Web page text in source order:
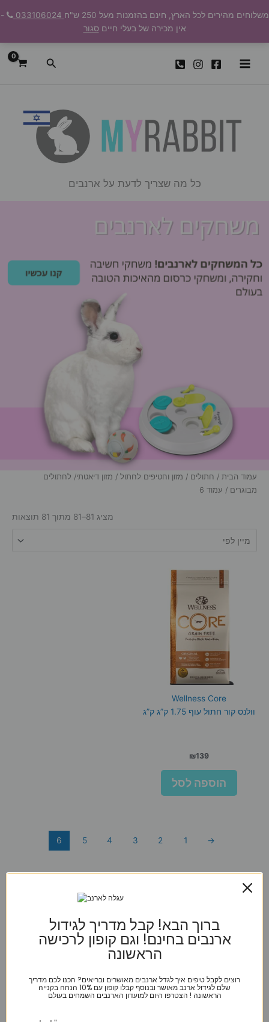
לתוכן
משלוחים מהירים לכל הארץ, חינם בהזמנות מעל 250 ש"ח
-
אין מכירה של בעלי חייםסגור
חיפוש
כל מה שצריך לדעת על ארנבים
עמוד הבית / חתולים / מזון וחטיפים לחתול / מזון דיאטתי/ לחתולים
מבוגרים / עמוד 6
מציג 81–81 מתוך 81 תוצאות
Wellness Core
וולנס קור חתול עוף 1.75 ק”ג ק”ג
₪139
הוספה לסל
→
1
2
3
4
5
6
Mapu Street 1, Holon
Chavah Jacobs
ברוך הבא! קבל מדריך לגידול
ארנבים בחינם! וגם קופון לרכישה
הראשונה
רוצים לקבל טיפים איך לגדל ארנבים מאושרים ובריאים? הכנו לכם מדריך
שלם לגידול ארנב מאושר ובנוסף קבלו קופון עם 10% הנחה בקנייה
הראשונה ! הצטרפו היום למועדון הארנבים השמחים בעולם